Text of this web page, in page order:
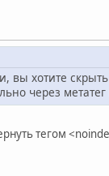
вы хотите
через
тегом